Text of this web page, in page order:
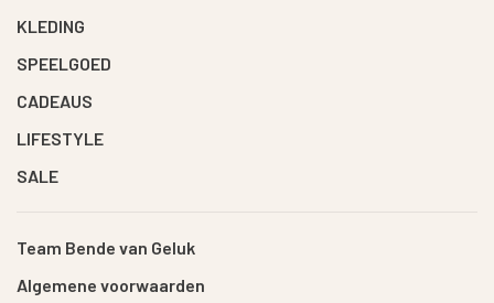
KLEDING
SPEELGOED
CADEAUS
LIFESTYLE
SALE
Team Bende van Geluk
Algemene voorwaarden